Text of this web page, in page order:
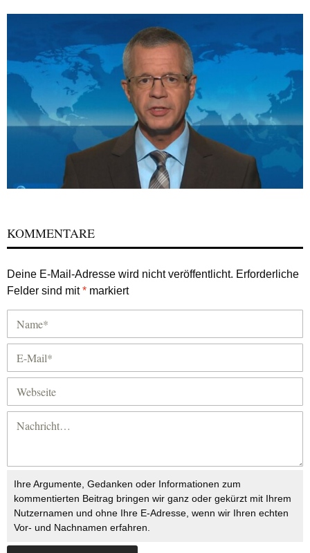
KOMMENTARE
Deine E-Mail-Adresse wird nicht veröffentlicht. Erforderliche
Felder sind mit* markiert
Ihre Argumente, Gedanken oder Informationen zum
kommentierten Beitrag bringen wir ganz oder gekürzt mit Ihrem
Nutzernamen und ohne Ihre E-Adresse, wenn wir Ihren echten
Vor- und Nachnamen erfahren.